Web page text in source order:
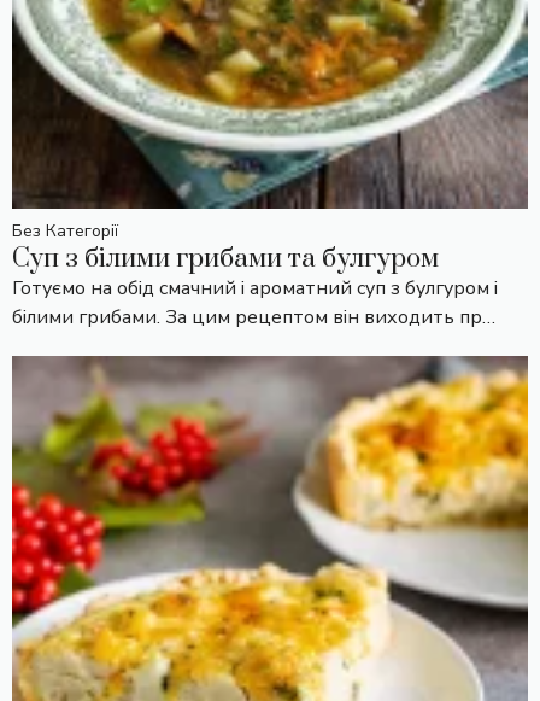
Без Категорії
Суп з білими грибами та булгуром
Готуємо на обід смачний і ароматний суп з булгуром і
білими грибами. За цим рецептом він виходить пр…